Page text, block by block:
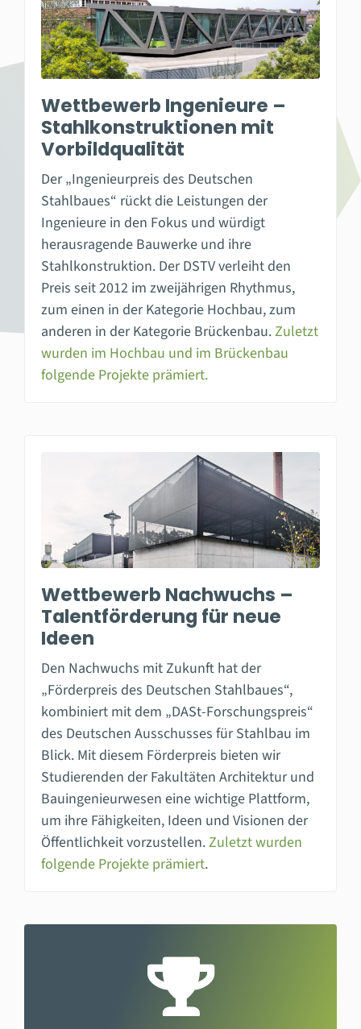
Wettbewerb Ingenieure –
Stahlkonstruktionen mit
Vorbildqualität
Der „Ingenieurpreis des Deutschen
Stahlbaues“ rückt die Leistungen der
Ingenieure in den Fokus und würdigt
herausragende Bauwerke und ihre
Stahlkonstruktion. Der DSTV verleiht den
Preis seit 2012 im zweijährigen Rhythmus,
zum einen in der Kategorie Hochbau, zum
anderen in der Kategorie Brückenbau.Zuletzt
wurden im Hochbau und im Brückenbau
folgende Projekte prämiert.
Wettbewerb Nachwuchs –
Talentförderung für neue
Ideen
Den Nachwuchs mit Zukunft hat der
„Förderpreis des Deutschen Stahlbaues“,
kombiniert mit dem „DASt-Forschungspreis“
des Deutschen Ausschusses für Stahlbau im
Blick. Mit diesem Förderpreis bieten wir
Studierenden der Fakultäten Architektur und
Bauingenieurwesen eine wichtige Plattform,
um ihre Fähigkeiten, Ideen und Visionen der
Öffentlichkeit vorzustellen.Zuletzt wurden
folgende Projekte prämiert.